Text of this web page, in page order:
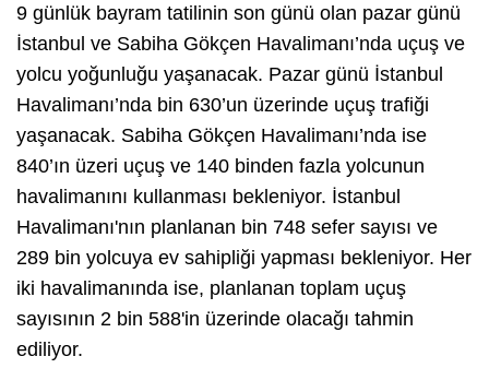
9 günlük bayram tatilinin son günü olan pazar günü
İstanbul ve Sabiha Gökçen Havalimanı’nda uçuş ve
yolcu yoğunluğu yaşanacak. Pazar günü İstanbul
Havalimanı’nda bin 630’un üzerinde uçuş trafiği
yaşanacak. Sabiha Gökçen Havalimanı’nda ise
840’ın üzeri uçuş ve 140 binden fazla yolcunun
havalimanını kullanması bekleniyor. İstanbul
Havalimanı'nın planlanan bin 748 sefer sayısı ve
289 bin yolcuya ev sahipliği yapması bekleniyor. Her
iki havalimanında ise, planlanan toplam uçuş
sayısının 2 bin 588'in üzerinde olacağı tahmin
ediliyor.